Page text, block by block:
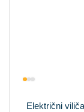
Električni